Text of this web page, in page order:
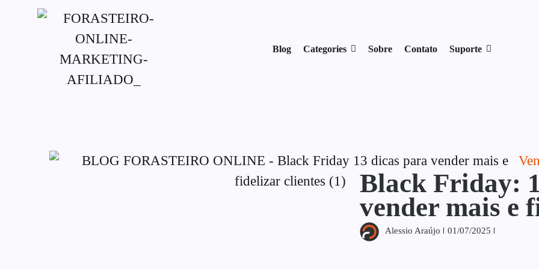
G-XVBZZCFH00pub-5970489886047746AW-17954400846.
Blog Categories Sobre Contato Suporte
Black Friday:
vender mais e
Alessio Araújo 01/07/2025